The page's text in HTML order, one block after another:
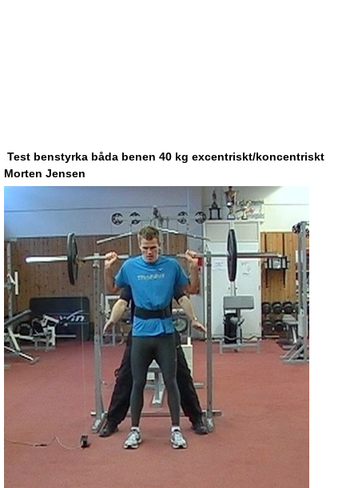
Test benstyrka båda benen 40 kg excentriskt/koncentriskt
Morten Jensen